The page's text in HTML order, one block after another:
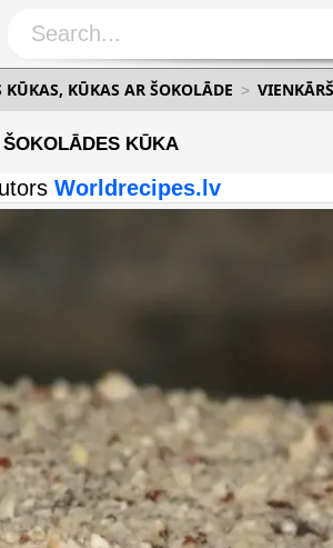
KŪKAS, KŪKAS AR ŠOKOLĀDE
KŪKA
Worldrecipes.lv